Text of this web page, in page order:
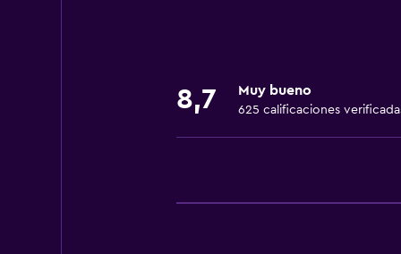
Extinguidor
8,7 Muy bueno
625 calificaciones